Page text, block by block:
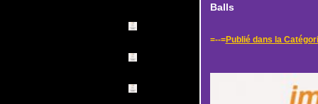
Balls
=--=Publié dans la